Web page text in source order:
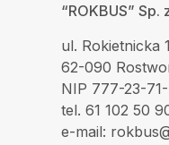
“ROKBUS” Sp.
ul. Rokietnicka
62-090
NIP 777-23-
tel. 61 102 50
e-mail: